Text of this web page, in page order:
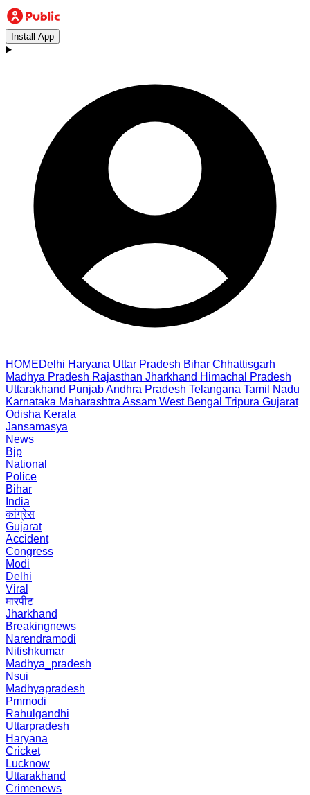
Install App
HOMEDelhi Haryana Uttar Pradesh Bihar Chhattisgarh
Madhya Pradesh Rajasthan Jharkhand Himachal Pradesh
Uttarakhand PunjabAndhra Pradesh Telangana Tamil Nadu
Karnataka Maharashtra Assam West Bengal Tripura Gujarat
Odisha Kerala
Jansamasya
News
Bjp
National
Police
Bihar
India
कांग्रेस
Gujarat
Accident
Congress
Modi
Delhi
Viral
मारपीट
Jharkhand
Breakingnews
Narendramodi
Nitishkumar
Madhya_pradesh
Nsui
Madhyapradesh
Pmmodi
Rahulgandhi
Uttarpradesh
Haryana
Cricket
Lucknow
Uttarakhand
Crimenews